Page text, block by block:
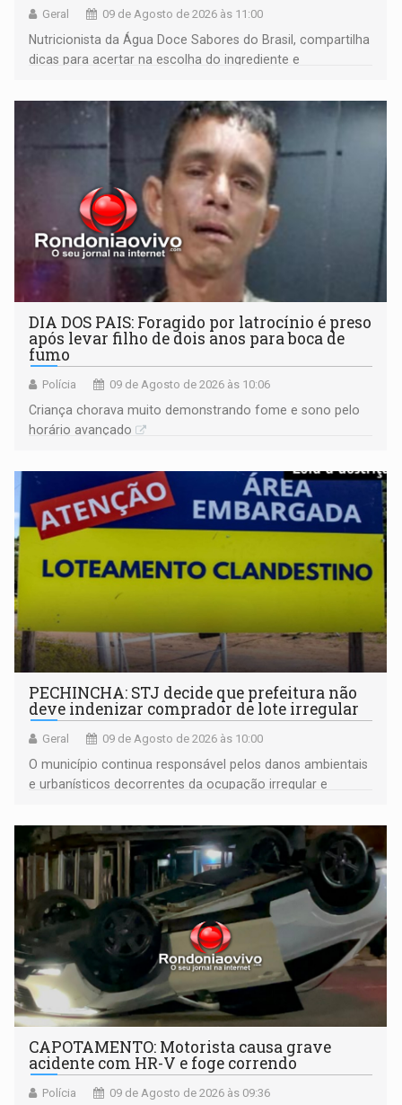
Geral 09 de Agosto de 2026 às 11:00
Nutricionista da Água Doce Sabores do Brasil, compartilha
dicas para acertar na escolha do ingrediente e
DIA DOS PAIS: Foragido por latrocínio é preso
após levar filho de dois anos para boca de
fumo
Polícia 09 de Agosto de 2026 às 10:06
Criança chorava muito demonstrando fome e sono pelo
horário avançado
PECHINCHA: STJ decide que prefeitura não
deve indenizar comprador de lote irregular
Geral 09 de Agosto de 2026 às 10:00
O município continua responsável pelos danos ambientais
e urbanísticos decorrentes da ocupação irregular e
CAPOTAMENTO: Motorista causa grave
acidente com HR-V e foge correndo
Polícia 09 de Agosto de 2026 às 09:36